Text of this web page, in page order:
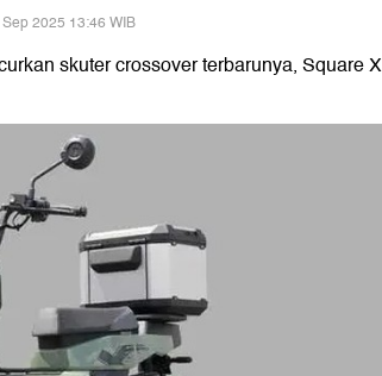
2025 13:46 WIB
skuter crossover terbarunya, Square